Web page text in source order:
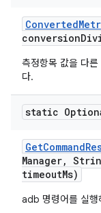
Converted
conversion
측정항목 값을 다
다.
static
GetCommand
Manager,
timeoutMs)
adb 명령어를 실행